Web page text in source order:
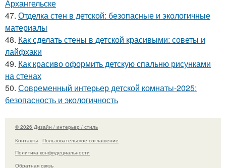
Архангельске
47. Отделка стен в детской: безопасные и экологичные
материалы
48. Как сделать стены в детской красивыми: советы и
лайфхаки
49. Как красиво оформить детскую спальню рисунками
на стенах
50. Современный интерьер детской комнаты-2025:
безопасность и экологичность
© 2026 Дизайн / интерьер / стиль
Контакты
Пользовательское соглашение
Политика конфидециальности
Обратная связь